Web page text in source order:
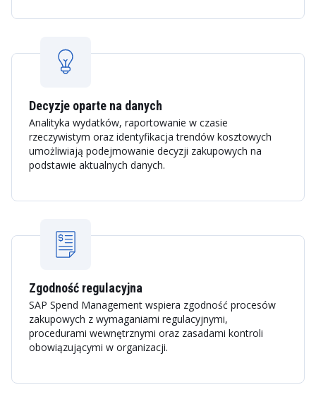
Decyzje oparte na danych
Analityka wydatków, raportowanie w czasie
rzeczywistym oraz identyfikacja trendów kosztowych
umożliwiają podejmowanie decyzji zakupowych na
podstawie aktualnych danych.
Zgodność regulacyjna
SAP Spend Management wspiera zgodność procesów
zakupowych z wymaganiami regulacyjnymi,
procedurami wewnętrznymi oraz zasadami kontroli
obowiązującymi w organizacji.